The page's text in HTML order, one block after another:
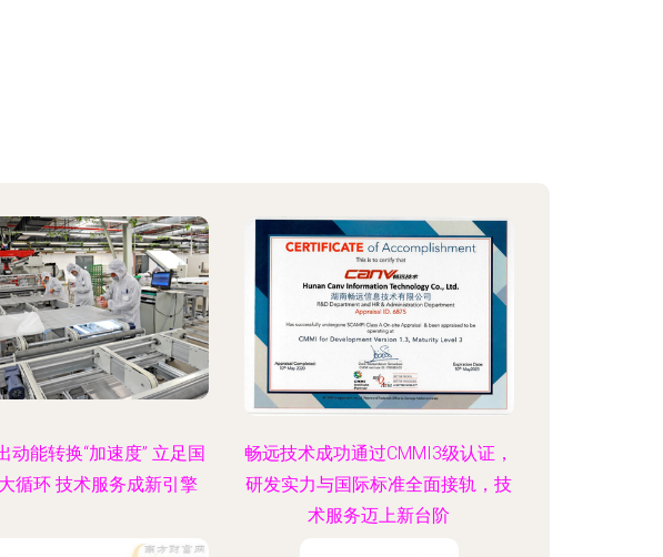
动能转换“加速度” 立足国
循环 技术服务成新引擎
畅远技术成功通过CMMI3级认证，
研发实力与国际标准全面接轨，技
术服务迈上新台阶